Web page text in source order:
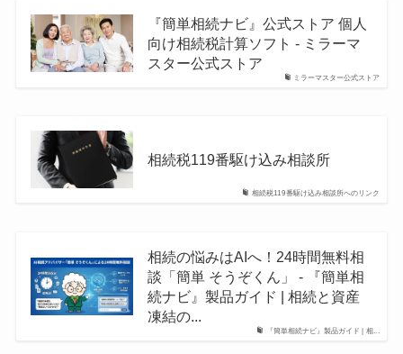
ミラーマスター公式ストア
『簡単相続ナビ』公式ストア 個人
向け相続税計算ソフト - ミラーマ
スター公式ストア
相続税119番駆け込み相談所へのリンク
相続税119番駆け込み相談所
『簡単相続ナビ』製品ガイド | 相...
相続の悩みはAIへ！24時間無料相
談「簡単 そうぞくん」 - 『簡単相
続ナビ』製品ガイド | 相続と資産
凍結の...